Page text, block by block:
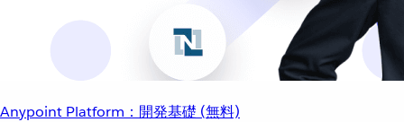
Anypoint Platform：開発基礎 (無料)